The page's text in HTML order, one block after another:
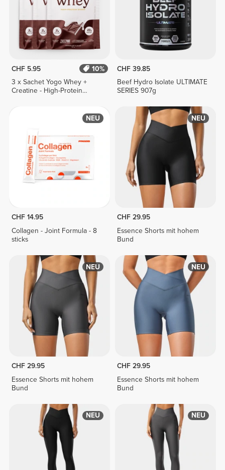
CHF 5.95
10%
3 x Sachet Yogo Whey +
Creatine - High-Protein
CHF 39.85
Beef Hydro Isolate ULTIMATE
SERIES 907g
NEU
CHF 14.95
Collagen - Joint Formula - 8
sticks
NEU
CHF 29.95
Essence Shorts mit hohem
Bund
NEU
CHF 29.95
Essence Shorts mit hohem
Bund
NEU
CHF 29.95
Essence Shorts mit hohem
Bund
NEU NEU